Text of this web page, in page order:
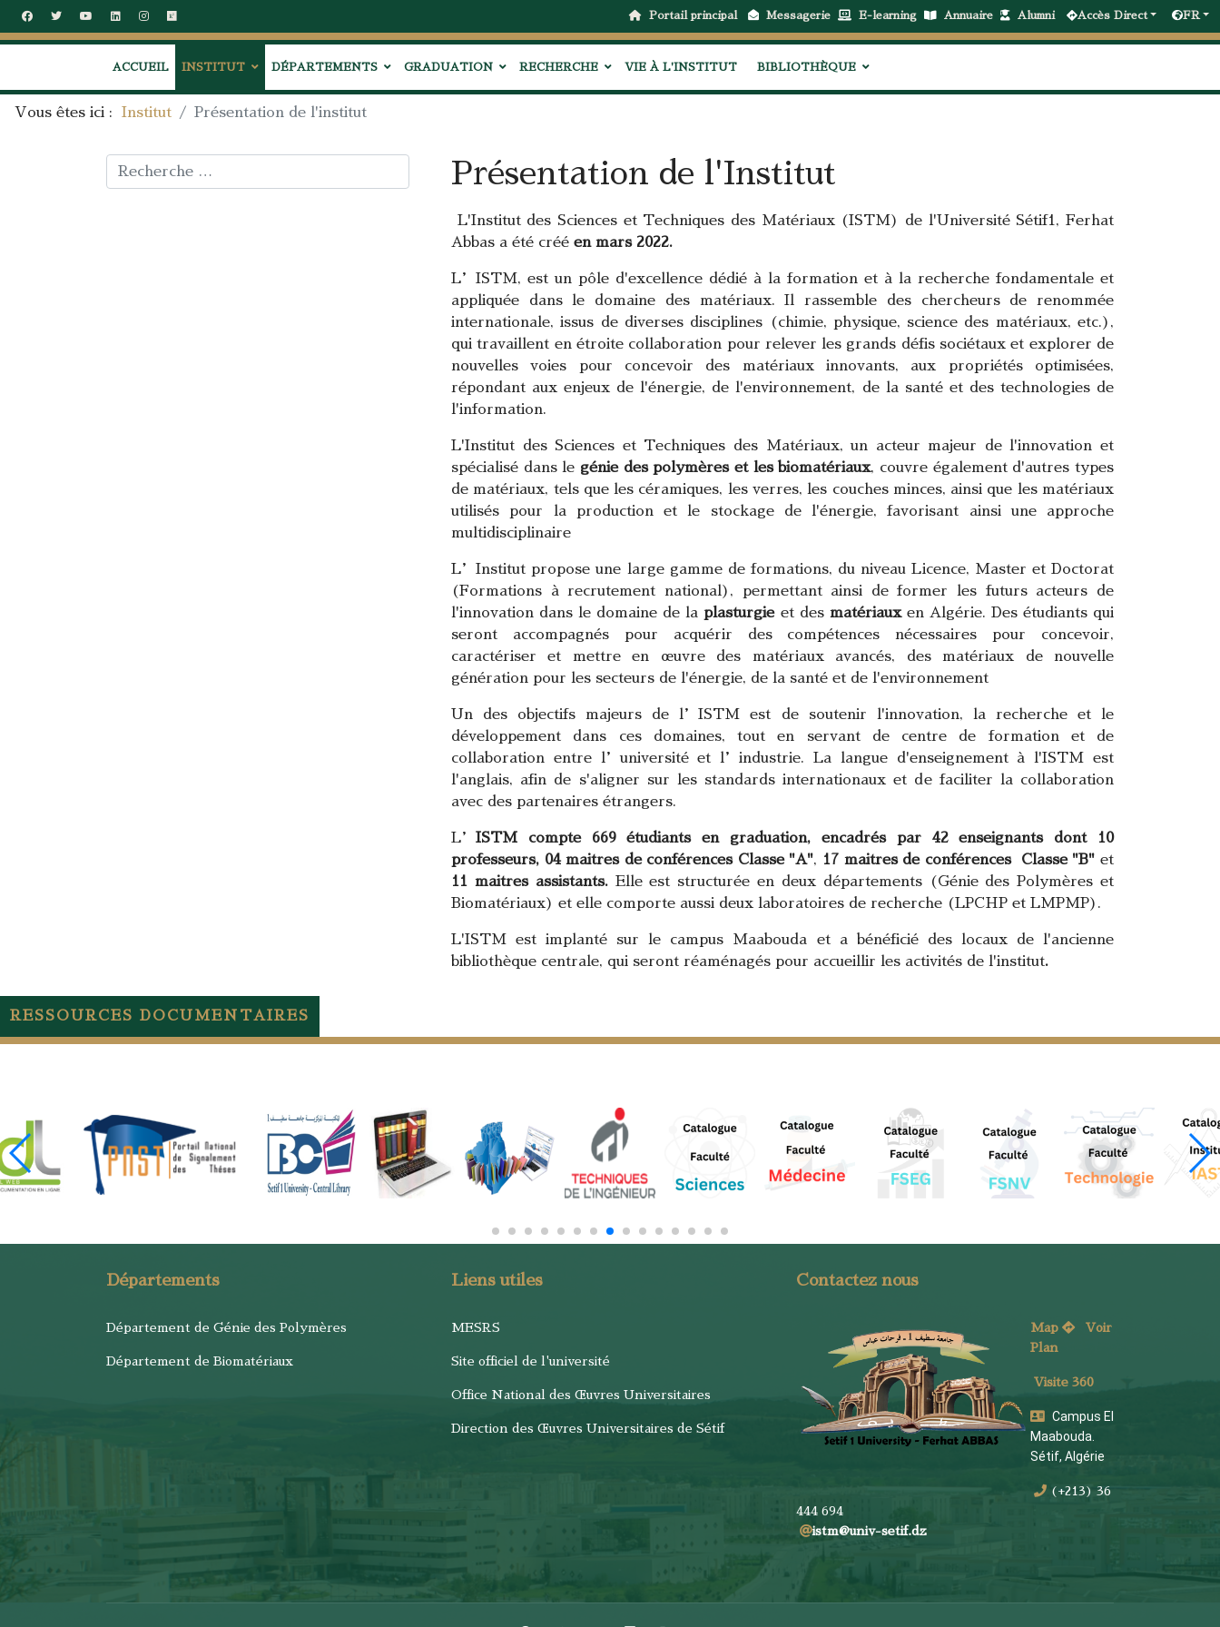
Portail principal Messagerie E-learning Annuaire Alumni Accès Direct FR
ACCUEIL INSTITUT DÉPARTEMENTS GRADUATION RECHERCHE VIE À L'INSTITUT BIBLIOTHÈQUE
Vous êtes ici : Institut Présentation de l'institut
Rechercher Présentation de l'Institut
L'Institut des Sciences et Techniques des Matériaux (ISTM) de l'Université Sétif1, Ferhat
Abbas a été créé en mars 2022.
L’ISTM, est un pôle d'excellence dédié à la formation et à la recherche fondamentale et
appliquée dans le domaine des matériaux. Il rassemble des chercheurs de renommée
internationale, issus de diverses disciplines (chimie, physique, science des matériaux, etc.),
qui travaillent en étroite collaboration pour relever les grands défis sociétaux et explorer de
nouvelles voies pour concevoir des matériaux innovants, aux propriétés optimisées,
répondant aux enjeux de l'énergie, de l'environnement, de la santé et des technologies de
l'information.
L'Institut des Sciences et Techniques des Matériaux, un acteur majeur de l'innovation et
spécialisé dans le génie des polymères et les biomatériaux, couvre également d'autres types
de matériaux, tels que les céramiques, les verres, les couches minces, ainsi que les matériaux
utilisés pour la production et le stockage de l'énergie, favorisant ainsi une approche
multidisciplinaire
L’Institut propose une large gamme de formations, du niveau Licence, Master et Doctorat
(Formations à recrutement national), permettant ainsi de former les futurs acteurs de
l'innovation dans le domaine de laplasturgieet des matériauxen Algérie. Des étudiants qui
seront accompagnés pour acquérir des compétences nécessaires pour concevoir,
caractériser et mettre en œuvre des matériaux avancés, des matériaux de nouvelle
génération pour les secteurs de l'énergie, de la santé et de l'environnement
Un des objectifs majeurs de l’ISTM est de soutenir l'innovation, la recherche et le
développement dans ces domaines, tout en servant de centre de formation et de
collaboration entre l’université et l’industrie. La langue d'enseignement à l'ISTM est
l'anglais, afin de s'aligner sur les standards internationaux et de faciliter la collaboration
avec des partenaires étrangers.
L’ ISTM compte 669 étudiants en graduation, encadrés par 42 enseignants dont 10
professeurs, 04 maitres de conférences Classe "A", 17 maitres de conférences Classe "B" et
11 maitres assistants.Elle est structurée en deux départements (Génie des Polymères et
Biomatériaux) et elle comporte aussi deux laboratoires de recherche (LPCHP et LMPMP).
L'ISTM est implanté sur le campus Maabouda et a bénéficié des locaux de l'ancienne
bibliothèque centrale, qui seront réaménagés pour accueillir les activités de l'institut.
RESSOURCES DOCUMENTAIRES
Départements
Département de Génie des Polymères
Département de Biomatériaux
Liens utiles
MESRS
Site officiel de l'université
Office National des Œuvres Universitaires
Direction des Œuvres Universitaires de Sétif
Contactez nous
Map Voir
Plan
Visite 360
Campus El
Maabouda.
Sétif, Algérie
(+213) 36
444 694
istm@univ-setif.dz